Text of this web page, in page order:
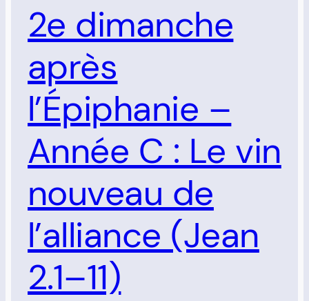
2e dimanche
après
l’Épiphanie –
Année C : Le vin
nouveau de
l’alliance (Jean
2.1–11)